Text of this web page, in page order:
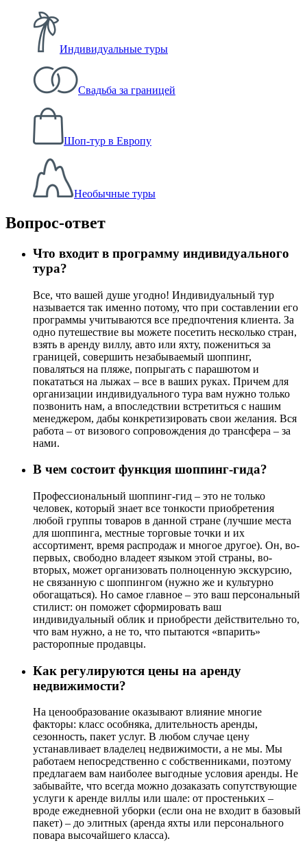
Индивидуальные туры
Свадьба за границей
Шоп-тур в Европу
Необычные туры
Вопрос-ответ
Что входит в программу индивидуального
тура?
Все, что вашей душе угодно! Индивидуальный тур
называется так именно потому, что при составлении его
программы учитываются все предпочтения клиента. За
одно путешествие вы можете посетить несколько стран,
взять в аренду виллу, авто или яхту, пожениться за
границей, совершить незабываемый шоппинг,
поваляться на пляже, попрыгать с парашютом и
покататься на лыжах – все в ваших руках. Причем для
организации индивидуального тура вам нужно только
позвонить нам, а впоследствии встретиться с нашим
менеджером, дабы конкретизировать свои желания. Вся
работа – от визового сопровождения до трансфера – за
нами.
В чем состоит функция шоппинг-гида?
Профессиональный шоппинг-гид – это не только
человек, который знает все тонкости приобретения
любой группы товаров в данной стране (лучшие места
для шоппинга, местные торговые точки и их
ассортимент, время распродаж и многое другое). Он, во-
первых, свободно владеет языком этой страны, во-
вторых, может организовать полноценную экскурсию,
не связанную с шоппингом (нужно же и культурно
обогащаться). Но самое главное – это ваш персональный
стилист: он поможет сформировать ваш
индивидуальный облик и приобрести действительно то,
что вам нужно, а не то, что пытаются «впарить»
расторопные продавцы.
Как регулируются цены на аренду
недвижимости?
На ценообразование оказывают влияние многие
факторы: класс особняка, длительность аренды,
сезонность, пакет услуг. В любом случае цену
устанавливает владелец недвижимости, а не мы. Мы
работаем непосредственно с собственниками, поэтому
предлагаем вам наиболее выгодные условия аренды. Не
забывайте, что всегда можно дозаказать сопутствующие
услуги к аренде виллы или шале: от простеньких –
вроде ежедневной уборки (если она не входит в базовый
пакет) – до элитных (аренда яхты или персонального
повара высочайшего класса).